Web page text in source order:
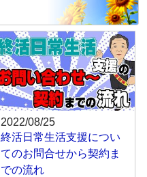
2022/08/25
終活日常生活支援につい
てのお問合せから契約ま
での流れ